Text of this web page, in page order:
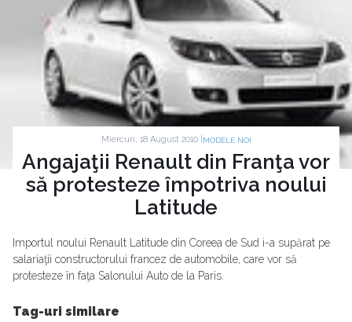
Miercuri, 18 August 2010 | MODELE NOI
Angajaţii Renault din Franţa vor
să protesteze împotriva noului
Latitude
Importul noului Renault Latitude din Coreea de Sud i-a supărat pe
salariaţii constructorului francez de automobile, care vor să
protesteze în faţa Salonului Auto de la Paris.
Tag-uri similare